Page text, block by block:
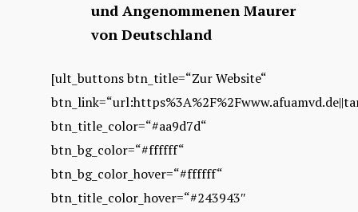
und Angenommenen Maurer
von Deutschland
[ult_buttons btn_title=“Zur Website“
btn_title_color=“#aa9d7d“
btn_bg_color=“#ffffff“
btn_bg_color_hover=“#ffffff“
btn_title_color_hover=“#243943″